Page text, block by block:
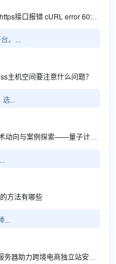
cURL error 60: SSL certificate problem...
。...
主机空间要注意什么问题？
选...
业领域的应用，结合具体案例阐述其背景、起因、经过和结果。同时，强调技术文档和运维文档的重要性，揭示它们在新技术发展和行业标准...
方法有哪些
...
力跨境电商独立站安全高效发展